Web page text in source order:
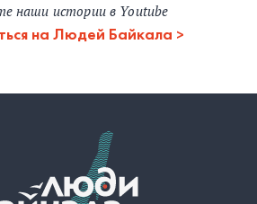
наши истории в Youtube
на Людей Байкала